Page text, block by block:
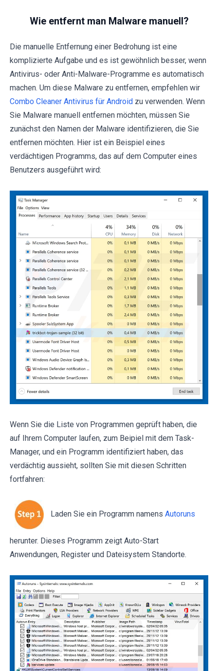
Wie entfernt man Malware manuell?
Die manuelle Entfernung einer Bedrohung ist eine
komplizierte Aufgabe und es ist gewöhnlich besser, wenn
Antivirus- oder Anti-Malware-Programme es automatisch
machen. Um diese Malware zu entfernen, empfehlen wir
Combo Cleaner Antivirus für Android zu verwenden. Wenn
Sie Malware manuell entfernen möchten, müssen Sie
zunächst den Namen der Malware identifizieren, die Sie
entfernen möchten. Hier ist ein Beispiel eines
verdächtigen Programms, das auf dem Computer eines
Benutzers ausgeführt wird:
Wenn Sie die Liste von Programmen geprüft haben, die
auf Ihrem Computer laufen, zum Beipiel mit dem Task-
Manager, und ein Programm identifiziert haben, das
verdächtig aussieht, sollten Sie mit diesen Schritten
fortfahren:
Laden Sie ein Programm namens Autoruns
herunter. Dieses Programm zeigt Auto-Start
Anwendungen, Register und Dateisystem Standorte.